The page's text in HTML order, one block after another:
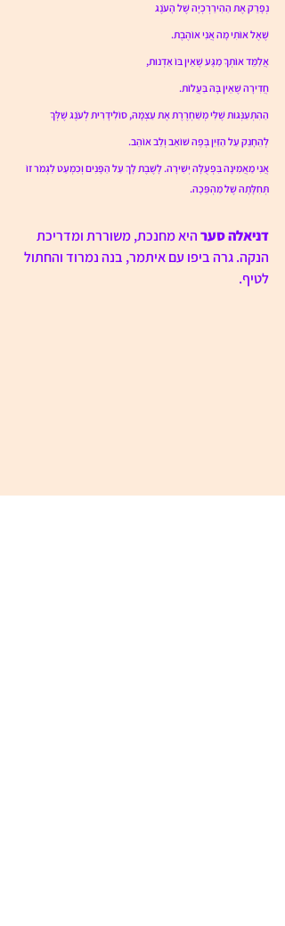
נְפָרֵק אֶת הַהִירַרְכְיָה שֶׁל הָעֹנֶג
שֶׁאֶל אוֹתִי מָה אֲנִי אוֹהֶבֶת.
אֲלַמֵּד אוֹתְךָ מַגָּע שֶׁאֵין בּוֹ אַדְנוּת,
חֲדִירָה שֶׁאֵין בָּהּ בַּעֲלוֹת.
הַהִתְעַנְּגוּת שֶׁלִּי מְשַׁחְרֶרֶת אֶת עַצְמָהּ, סוֹלִידָרִית לְעֹנֶג שֶׁלְּךָ
לְהֵחָנֵק עַל הַזַּיִן בְּפֶה שׁוֹאֵב וְלֵב אוֹהֵב.
אֲנִי מַאֲמִינָה בִּפְעֻלָּה יְשִׁירָה. לָשֶׁבֶת לָךְ עַל הַפָּנִים וְכִמְעַט לִגְמֹר זוֹ
תְּחִלָּתָהּ שֶׁל מַהְפֵּכָה.
דניאלה סער היא מחנכת, משוררת ומדריכת
הנקה. גרה ביפו עם איתמר, בנה נמרוד והחתול
לטיף.